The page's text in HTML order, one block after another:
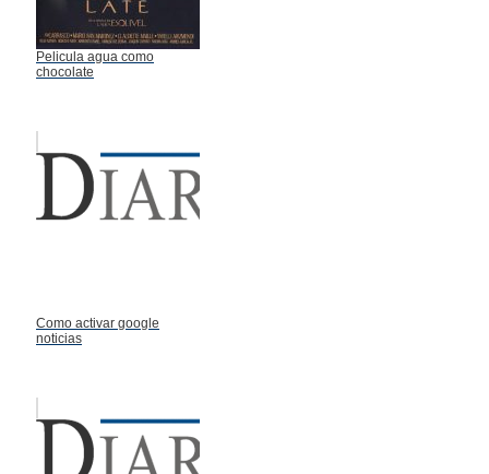
Pelicula agua como
chocolate
Como activar google
noticias